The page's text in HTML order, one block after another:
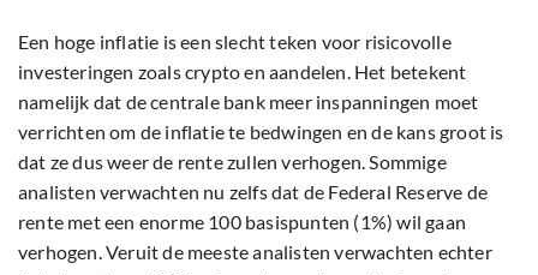
Een hoge inflatie is een slecht teken voor risicovolle
investeringen zoals crypto en aandelen. Het betekent
namelijk dat de centrale bank meer inspanningen moet
verrichten om de inflatie te bedwingen en de kans groot is
dat ze dus weer de rente zullen verhogen. Sommige
analisten verwachten nu zelfs dat de Federal Reserve de
rente met een enorme 100 basispunten (1%) wil gaan
verhogen. Veruit de meeste analisten verwachten echter